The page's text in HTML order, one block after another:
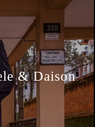
& Daison